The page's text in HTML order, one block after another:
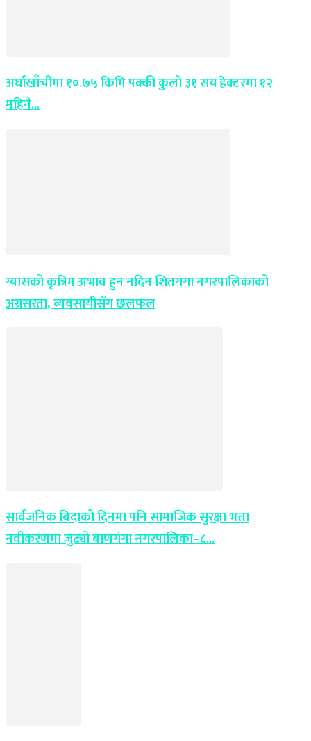
अर्घाखाँचीमा १०.७५ किमि पक्की कुलो ३१ सय हेक्टरमा १२
महिनै...
ग्यासको कृत्रिम अभाव हुन नदिन शितगंगा नगरपालिकाको
अग्रसरता, व्यवसायीसँग छलफल
सार्वजनिक बिदाको दिनमा पनि सामाजिक सुरक्षा भत्ता
नवीकरणमा जुट्यो बाणगंगा नगरपालिका–८...